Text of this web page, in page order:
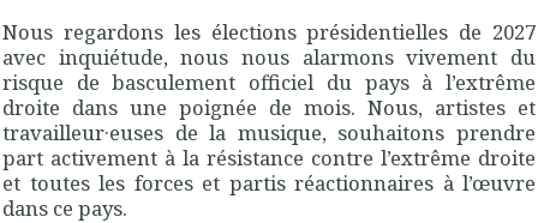
Nous regardons les élections présidentielles de 2027
avec inquiétude, nous nous alarmons vivement du
risque de basculement officiel du pays à l’extrême
droite dans une poignée de mois. Nous, artistes et
travailleur·euses de la musique, souhaitons prendre
part activement à la résistance contre l’extrême droite
et toutes les forces et partis réactionnaires à l’œuvre
dans ce pays.